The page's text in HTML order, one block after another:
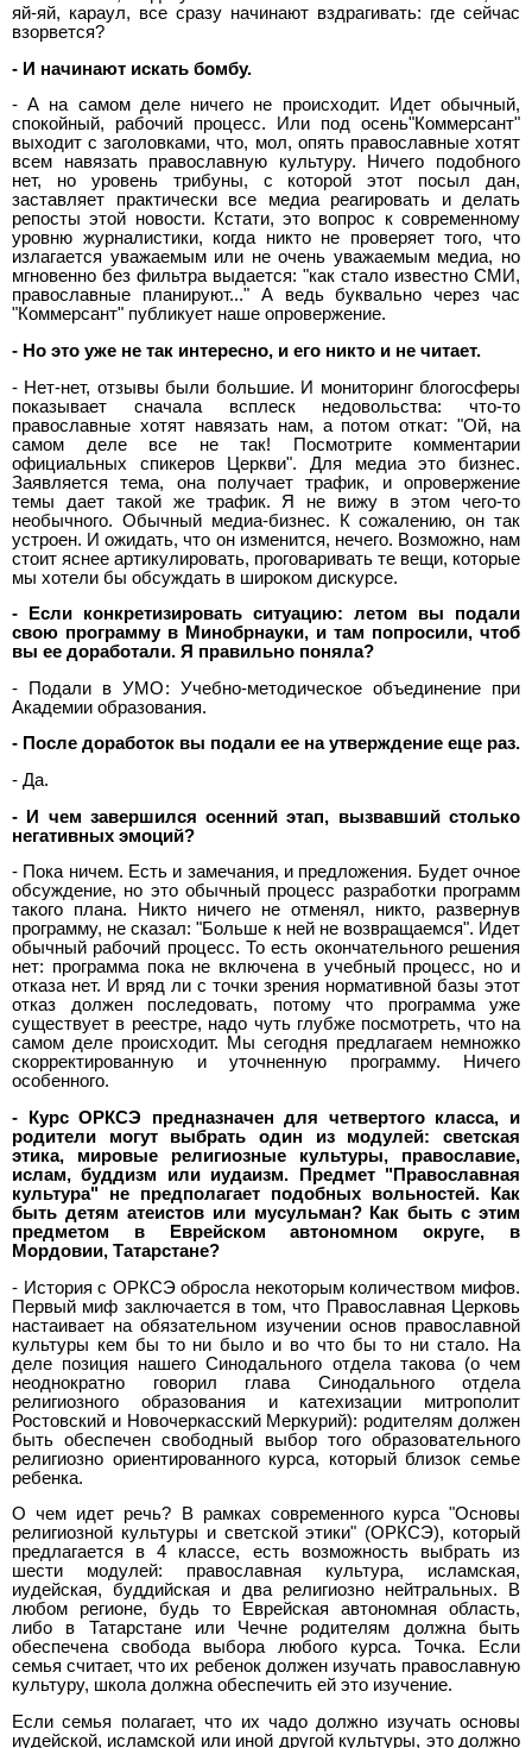
яй-яй, караул, все сразу начинают вздрагивать: где сейчас
взорвется?
- И начинают искать бомбу.
- А на самом деле ничего не происходит. Идет обычный,
спокойный, рабочий процесс. Или под осень"Коммерсант"
выходит с заголовками, что, мол, опять православные хотят
всем навязать православную культуру. Ничего подобного
нет, но уровень трибуны, с которой этот посыл дан,
заставляет практически все медиа реагировать и делать
репосты этой новости. Кстати, это вопрос к современному
уровню журналистики, когда никто не проверяет того, что
излагается уважаемым или не очень уважаемым медиа, но
мгновенно без фильтра выдается: "как стало известно СМИ,
православные планируют..." А ведь буквально через час
"Коммерсант" публикует наше опровержение.
- Но это уже не так интересно, и его никто и не читает.
- Нет-нет, отзывы были большие. И мониторинг блогосферы
показывает сначала всплеск недовольства: что-то
православные хотят навязать нам, а потом откат: "Ой, на
самом деле все не так! Посмотрите комментарии
официальных спикеров Церкви". Для медиа это бизнес.
Заявляется тема, она получает трафик, и опровержение
темы дает такой же трафик. Я не вижу в этом чего-то
необычного. Обычный медиа-бизнес. К сожалению, он так
устроен. И ожидать, что он изменится, нечего. Возможно, нам
стоит яснее артикулировать, проговаривать те вещи, которые
мы хотели бы обсуждать в широком дискурсе.
- Если конкретизировать ситуацию: летом вы подали
свою программу в Минобрнауки, и там попросили, чтоб
вы ее доработали. Я правильно поняла?
- Подали в УМО: Учебно-методическое объединение при
Академии образования.
- После доработок вы подали ее на утверждение еще раз.
- Да.
- И чем завершился осенний этап, вызвавший столько
негативных эмоций?
- Пока ничем. Есть и замечания, и предложения. Будет очное
обсуждение, но это обычный процесс разработки программ
такого плана. Никто ничего не отменял, никто, развернув
программу, не сказал: "Больше к ней не возвращаемся". Идет
обычный рабочий процесс. То есть окончательного решения
нет: программа пока не включена в учебный процесс, но и
отказа нет. И вряд ли с точки зрения нормативной базы этот
отказ должен последовать, потому что программа уже
существует в реестре, надо чуть глубже посмотреть, что на
самом деле происходит. Мы сегодня предлагаем немножко
скорректированную и уточненную программу. Ничего
особенного.
- Курс ОРКСЭ предназначен для четвертого класса, и
родители могут выбрать один из модулей: светская
этика, мировые религиозные культуры, православие,
ислам, буддизм или иудаизм. Предмет "Православная
культура" не предполагает подобных вольностей. Как
быть детям атеистов или мусульман? Как быть с этим
предметом в Еврейском автономном округе, в
Мордовии, Татарстане?
- История с ОРКСЭ обросла некоторым количеством мифов.
Первый миф заключается в том, что Православная Церковь
настаивает на обязательном изучении основ православной
культуры кем бы то ни было и во что бы то ни стало. На
деле позиция нашего Синодального отдела такова (о чем
неоднократно говорил глава Синодального отдела
религиозного образования и катехизации митрополит
Ростовский и Новочеркасский Меркурий): родителям должен
быть обеспечен свободный выбор того образовательного
религиозно ориентированного курса, который близок семье
ребенка.
О чем идет речь? В рамках современного курса "Основы
религиозной культуры и светской этики" (ОРКСЭ), который
предлагается в 4 классе, есть возможность выбрать из
шести модулей: православная культура, исламская,
иудейская, буддийская и два религиозно нейтральных. В
любом регионе, будь то Еврейская автономная область,
либо в Татарстане или Чечне родителям должна быть
обеспечена свобода выбора любого курса. Точка. Если
семья считает, что их ребенок должен изучать православную
культуру, школа должна обеспечить ей это изучение.
Если семья полагает, что их чадо должно изучать основы
иудейской, исламской или иной другой культуры, это должно